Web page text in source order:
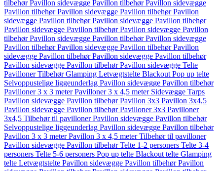
tilbehørPavillon sidevægge Pavillon tilbehørPavillon sidevægge
Pavillon tilbehørPavillon sidevægge Pavillon tilbehørPavillon
sidevægge Pavillon tilbehørPavillon sidevægge Pavillon tilbehør
Pavillon sidevægge Pavillon tilbehørPavillon sidevægge Pavillon
tilbehørPavillon sidevægge Pavillon tilbehørPavillon sidevægge
Pavillon tilbehørPavillon sidevægge Pavillon tilbehørPavillon
sidevægge Pavillon tilbehørPavillon sidevægge Pavillon tilbehør
Pavillon sidevægge Pavillon tilbehørPavillon sidevægge Telte
PavillonerTilbehørGlamping Letvægtstelte Blackout Pop up telte
Selvoppustelige liggeunderlag Pavillon sidevægge Pavillon tilbehør
Pavilloner 3 x 3 meterPavilloner 3 x 4,5 meter Sidevægge Tarps
Pavillon sidevægge Pavillon tilbehørPavillon 3x3 Pavillon 3x4,5
Pavillon sidevægge Pavillon tilbehørPavilloner 3x3 Pavilloner
3x4,5 Tilbehør til pavillonerPavillon sidevægge Pavillon tilbehør
Selvoppustelige liggeunderlag Pavillon sidevægge Pavillon tilbehør
Pavillon 3 x 3 meterPavillon 3 x 4,5 meterTilbehør til pavilloner
Pavillon sidevægge Pavillon tilbehørTelte 1-2 personers Telte 3-4
personers Telte 5-6 personers Pop up telte Blackout telte Glamping
telte Letvægtstelte Pavillon sidevægge Pavillon tilbehørPavillon